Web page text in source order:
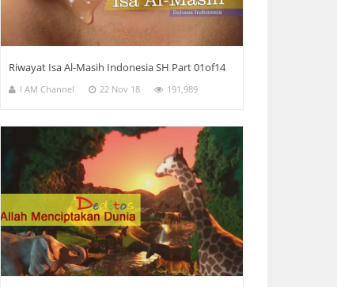
Riwayat Isa Al-Masih Indonesia SH Part 01of14
I AM Channel 22 Nov 18 191,989